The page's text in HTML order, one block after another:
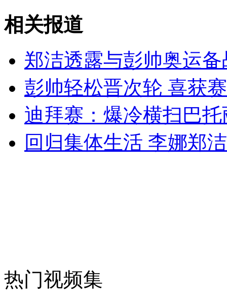
山西运城恶犬咬伤多人 警民合力深夜将其击毙
女孩北京地铁殴打老人 痛下狠手拳打脚踢
安徽一实载49人客车翻车
相关报道
郑洁透露与彭帅奥运
彭帅轻松晋次轮 喜获
迪拜赛：爆冷横扫巴托
回归集体生活 李娜郑
热门视频集